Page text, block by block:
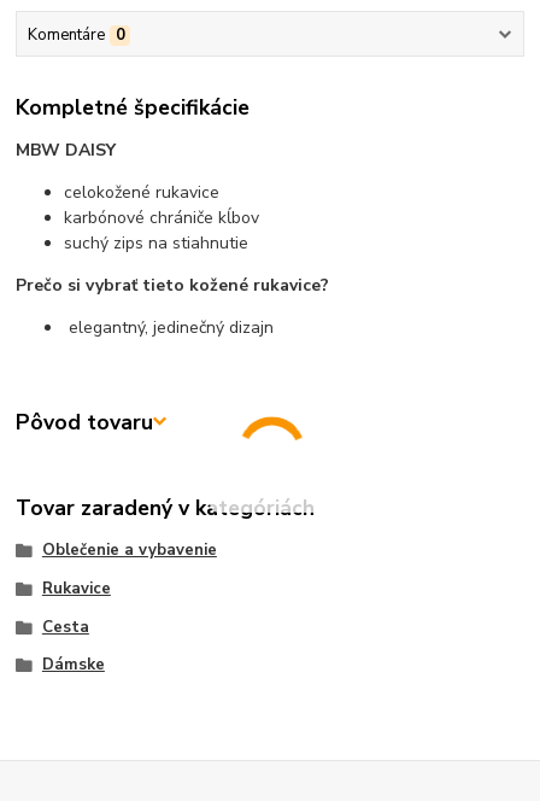
Komentáre 0
Kompletné špecifikácie
MBW DAISY
celokožené rukavice
karbónové chrániče kĺbov
suchý zips na stiahnutie
Prečo si vybrať tieto kožené rukavice?
elegantný, jedinečný dizajn
Pôvod tovaru
Tovar zaradený v kategóriách
Oblečenie a vybavenie
Rukavice
Cesta
Dámske